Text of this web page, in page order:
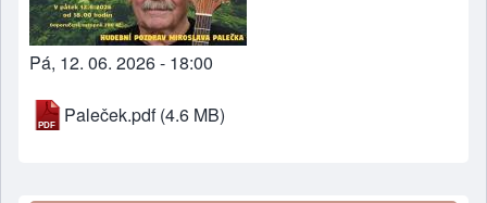
Pá, 12. 06. 2026 - 18:00
Paleček.pdf (4.6 MB)